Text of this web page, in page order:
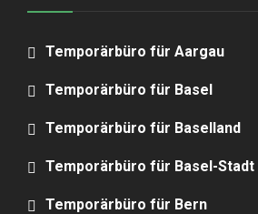
Temporärbüro für Aargau
Temporärbüro für Basel
Temporärbüro für Baselland
Temporärbüro für Basel-Stadt
Temporärbüro für Bern